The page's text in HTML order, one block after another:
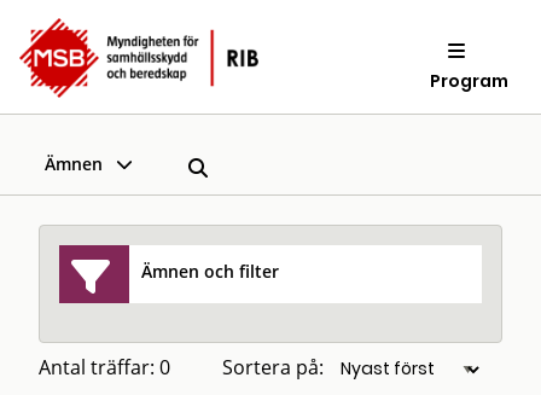
Program
Ämnen
Ämnen och filter
Antal träffar: 0 Sortera på: